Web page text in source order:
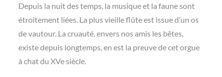
Depuis la nuit des temps, la musique et la faune sont
étroitement liées. La plus vieille flûte est issue d’un os
de vautour. La cruauté, envers nos amis les bêtes,
existe depuis longtemps, en est la preuve de cet orgue
à chat du XVe siècle.